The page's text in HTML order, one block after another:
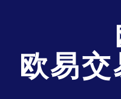
欧易